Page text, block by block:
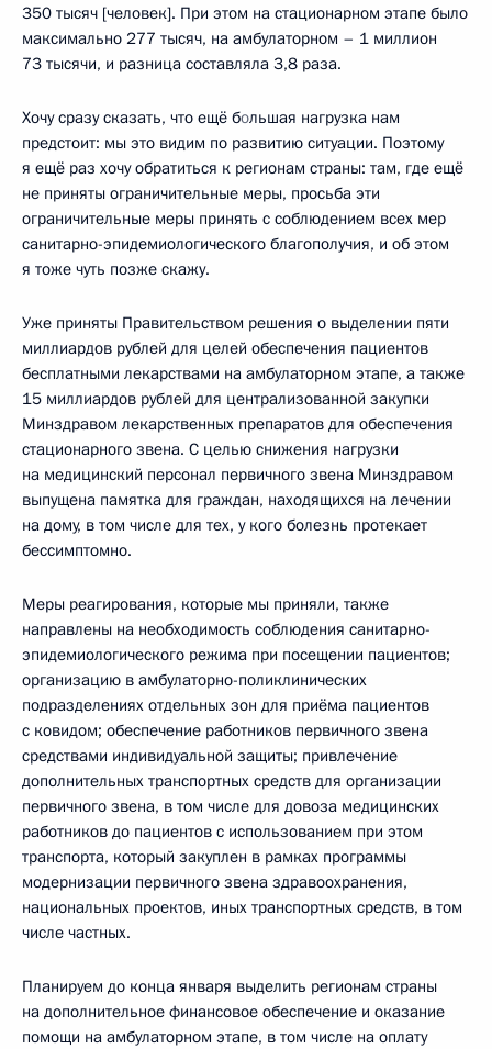
350 тысяч [человек]. При этом на стационарном этапе было
максимально 277 тысяч, на амбулаторном – 1 миллион
73 тысячи, и разница составляла 3,8 раза.
Хочу сразу сказать, что ещё большая нагрузка нам
предстоит: мы это видим по развитию ситуации. Поэтому
я ещё раз хочу обратиться к регионам страны: там, где ещё
не приняты ограничительные меры, просьба эти
ограничительные меры принять с соблюдением всех мер
санитарно-эпидемиологического благополучия, и об этом
я тоже чуть позже скажу.
Уже приняты Правительством решения о выделении пяти
миллиардов рублей для целей обеспечения пациентов
бесплатными лекарствами на амбулаторном этапе, а также
15 миллиардов рублей для централизованной закупки
Минздравом лекарственных препаратов для обеспечения
стационарного звена. С целью снижения нагрузки
на медицинский персонал первичного звена Минздравом
выпущена памятка для граждан, находящихся на лечении
на дому, в том числе для тех, у кого болезнь протекает
бессимптомно.
Меры реагирования, которые мы приняли, также
направлены на необходимость соблюдения санитарно-
эпидемиологического режима при посещении пациентов;
организацию в амбулаторно-поликлинических
подразделениях отдельных зон для приёма пациентов
с ковидом; обеспечение работников первичного звена
средствами индивидуальной защиты; привлечение
дополнительных транспортных средств для организации
первичного звена, в том числе для довоза медицинских
работников до пациентов с использованием при этом
транспорта, который закуплен в рамках программы
модернизации первичного звена здравоохранения,
национальных проектов, иных транспортных средств, в том
числе частных.
Планируем до конца января выделить регионам страны
на дополнительное финансовое обеспечение и оказание
помощи на амбулаторном этапе, в том числе на оплату